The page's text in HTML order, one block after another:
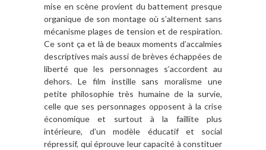
mise en scène provient du battement presque
organique de son montage où s’alternent sans
mécanisme plages de tension et de respiration.
Ce sont ça et là de beaux moments d’accalmies
descriptives mais aussi de brèves échappées de
liberté que les personnages s’accordent au
dehors. Le film instille sans moralisme une
petite philosophie très humaine de la survie,
celle que ses personnages opposent à la crise
économique et surtout à la faillite plus
intérieure, d’un modèle éducatif et social
répressif, qui éprouve leur capacité à constituer